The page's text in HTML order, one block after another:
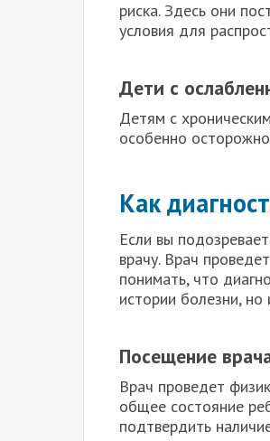
риска. Здесь они
условия для
Дети с
Детям с
особенно
Как
Если вы
врачу. Врач
понимать, что
истории болезни,
Посещение
Врач проведет
общее состояние
подтвердить